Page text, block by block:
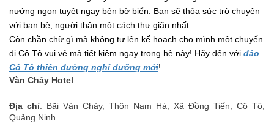
nướng ngon tuyệt ngay bên bờ biển. Bạn sẽ thỏa sức trò chuyện
với bạn bè, người thân một cách thư giãn nhất.
Còn chần chừ gì mà không tự lên kế hoạch cho mình một chuyến
đi Cô Tô vui vẻ mà tiết kiệm ngay trong hè này! Hãy đến với đảo
Cô Tô thiên đường nghỉ dưỡng mới!
Vàn Chảy Hotel
Địa chỉ: Bãi Vàn Chảy, Thôn Nam Hà, Xã Đồng Tiến, Cô Tô,
Quảng Ninh